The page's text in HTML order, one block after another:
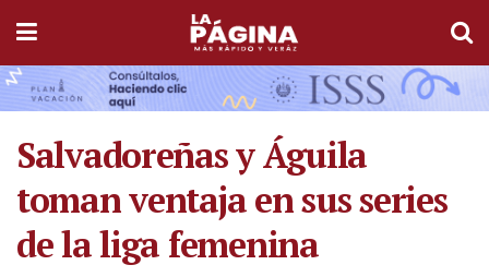
Salvadoreñas y Águila
toman ventaja en sus series
de la liga femenina